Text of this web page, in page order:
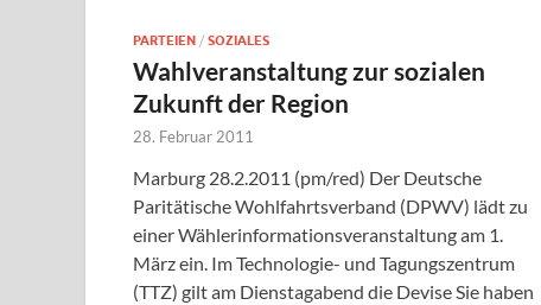
PARTEIEN / SOZIALES
Wahlveranstaltung zur sozialen
Zukunft der Region
28. Februar 2011
Marburg 28.2.2011 (pm/red) Der Deutsche
Paritätische Wohlfahrtsverband (DPWV) lädt zu
einer Wählerinformationsveranstaltung am 1.
März ein. Im Technologie- und Tagungszentrum
(TTZ) gilt am Dienstagabend die Devise Sie haben